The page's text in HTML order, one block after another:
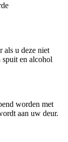
als u deze niet
spuit en alcohol
worden met
aan uw deur.